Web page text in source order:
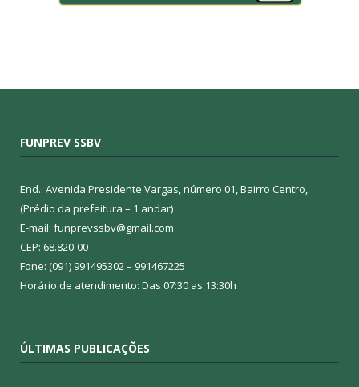
FUNPREV SSBV
End.: Avenida Presidente Vargas, número 01, Bairro Centro,
(Prédio da prefeitura – 1 andar)
E-mail: funprevssbv@gmail.com
CEP: 68.820-00
Fone: (091) 991495302 – 991467225
Horário de atendimento: Das 07:30 as 13:30h
ÚLTIMAS PUBLICAÇÕES